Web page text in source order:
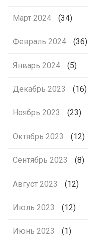
Март 2024 (34)
Февраль 2024 (36)
Январь 2024 (5)
Декабрь 2023 (16)
Ноябрь 2023 (23)
Октябрь 2023 (12)
Сентябрь 2023 (8)
Август 2023 (12)
Июль 2023 (12)
Июнь 2023 (1)